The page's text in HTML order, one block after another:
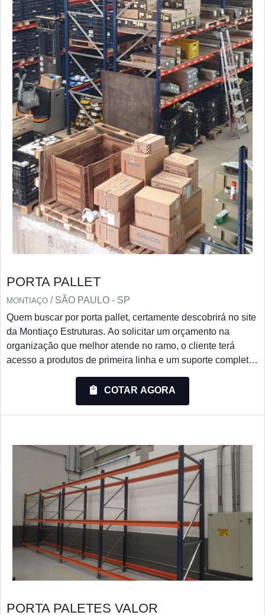
PORTA PALLET
MONTIAÇO / SÃO PAULO - SP
Quem buscar por porta pallet, certamente descobrirá no site
da Montiaço Estruturas. Ao solicitar um orçamento na
organização que melhor atende no ramo, o cliente terá
acesso a produtos de primeira linha e um suporte completo,
SOBRE PORTA PALLETQuem quer achar porta pallet em
uma empresa comprometida com seus serviços, descobre a
Montiaço Estruturas. A empresa trabalha com porta-paletes
COTAR AGORA
PORTA PALETES VALOR